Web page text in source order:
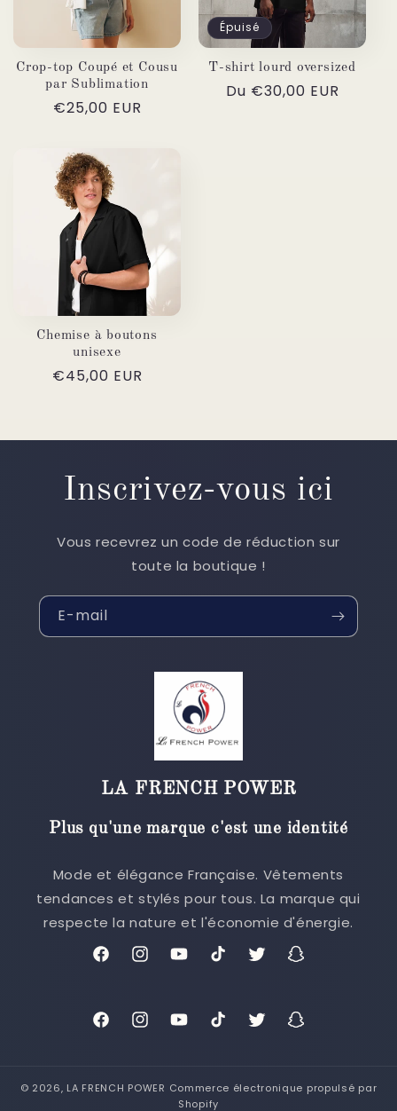
Crop-top Coupé et Cousu
par Sublimation
Prix
€25,00 EUR
Épuisé
T-shirt lourd oversized
Prix
Du €30,00 EUR
Chemise à boutons
unisexe
Prix
€45,00 EUR
Inscrivez-vous ici
Vous recevrez un code de réduction sur
toute la boutique !
E-mail
LA FRENCH POWER
Plus qu'une marque c'est une identité
Mode et élégance Française. Vêtements
tendances et stylés pour tous. La marque qui
respecte la nature et l'économie d'énergie.
FacebookInstagramYouTubeTikTokTwitterSnapchat
FacebookInstagramYouTubeTikTokTwitterSnapchat
© 2026, LA FRENCH POWER Commerce électronique propulsé par
Shopify